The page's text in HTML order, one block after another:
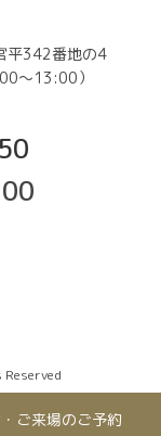
平342番地の4
～13:00）
ご来場のご予約